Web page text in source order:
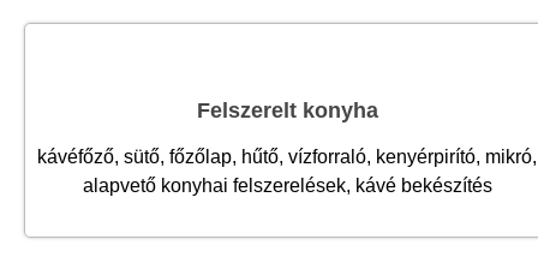
Felszerelt konyha
kávéfőző, sütő, főzőlap, hűtő, vízforraló, kenyérpirító, mikró,
alapvető konyhai felszerelések, kávé bekészítés